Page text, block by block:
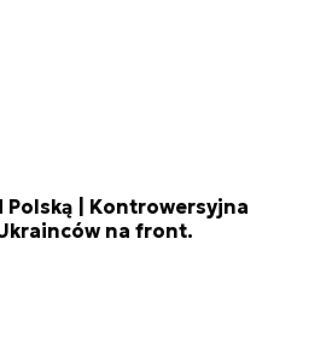
| Kontrowersyjna
na front.